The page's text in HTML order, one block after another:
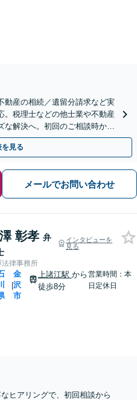
動産の相続／遺留分請求など実
。税理士などの他士業や不動産
な解決へ。初回のご相談時から
できるよう尽力します
見る
メールでお問い合わせ
彰孝 弁
インタビューを
見る
法律事務所
|
金
沢
市
上諸江駅 から
徒歩8分
営業時間：本
日定休日
ヒアリングで、初回相談から